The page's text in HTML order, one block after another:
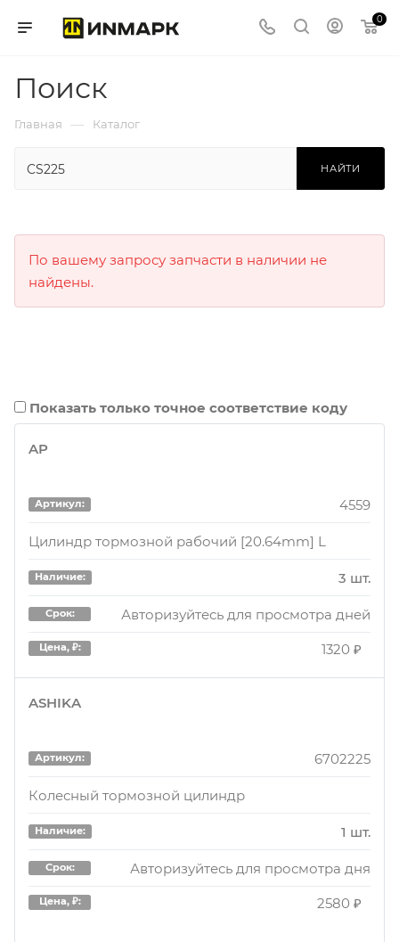
0
Поиск
Главная — Каталог
НАЙТИ
По вашему запросу запчасти в наличии не
найдены.
Показать только точное соответствие коду
AP
Артикул: 4559
Цилиндр тормозной рабочий [20.64mm] L
Наличие: 3 шт.
Срок: Авторизуйтесь для просмотра дней
Цена, ₽: 1320 ₽
ASHIKA
Артикул: 6702225
Колесный тормозной цилиндр
Наличие: 1 шт.
Срок: Авторизуйтесь для просмотра дня
Цена, ₽: 2580 ₽